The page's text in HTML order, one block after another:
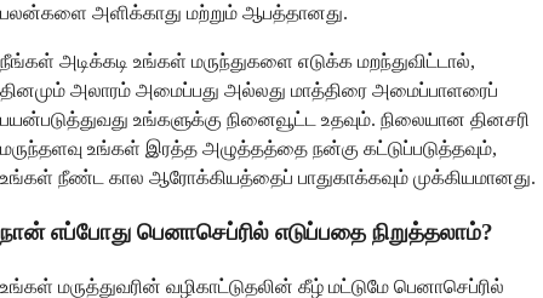
பலன்களை அளிக்காது மற்றும் ஆபத்தானது.
நீங்கள் அடிக்கடி உங்கள் மருந்துகளை எடுக்க மறந்துவிட்டால்,
தினமும் அலாரம் அமைப்பது அல்லது மாத்திரை அமைப்பாளரைப்
பயன்படுத்துவது உங்களுக்கு நினைவூட்ட உதவும். நிலையான தினசரி
மருந்தளவு உங்கள் இரத்த அழுத்தத்தை நன்கு கட்டுப்படுத்தவும்,
உங்கள் நீண்ட கால ஆரோக்கியத்தைப் பாதுகாக்கவும் முக்கியமானது.
நான் எப்போது பெனாசெப்ரில் எடுப்பதை நிறுத்தலாம்?
உங்கள் மருத்துவரின் வழிகாட்டுதலின் கீழ் மட்டுமே பெனாசெப்ரில்